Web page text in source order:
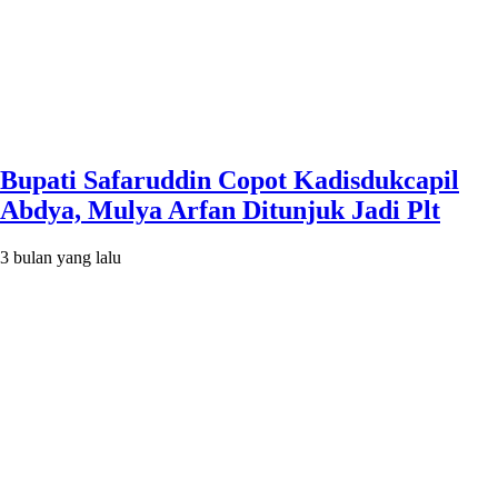
Bupati Safaruddin Copot Kadisdukcapil
Abdya, Mulya Arfan Ditunjuk Jadi Plt
3 bulan yang lalu